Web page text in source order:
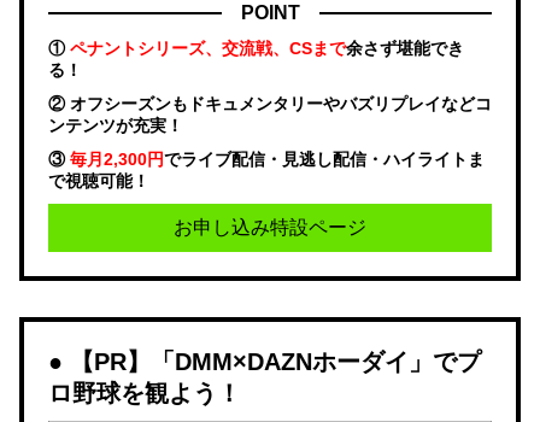
POINT
①ペナントシリーズ、交流戦、CSまで余さず堪能でき
る！
② オフシーズンもドキュメンタリーやバズリプレイなどコ
ンテンツが充実！
③毎月2,300円でライブ配信・見逃し配信・ハイライトま
で視聴可能！
お申し込み特設ページ
【PR】「DMM×DAZNホーダイ」でプ
ロ野球を観よう！